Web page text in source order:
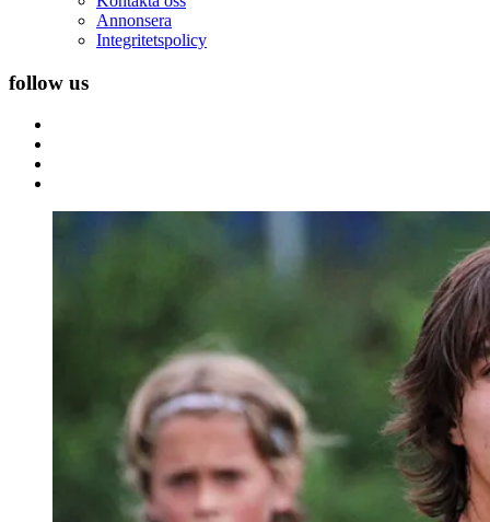
Annonsera
Integritetspolicy
follow us